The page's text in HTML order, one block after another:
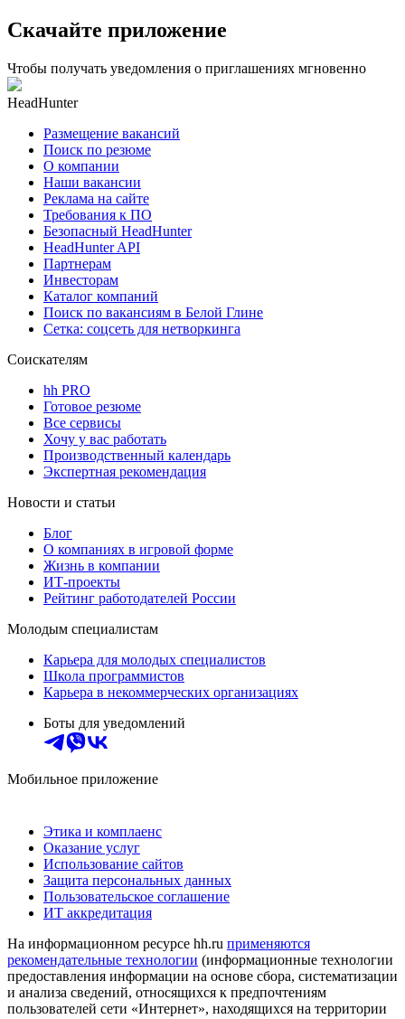
Скачайте приложение
Чтобы получать уведомления о приглашениях мгновенно
HeadHunter
Размещение вакансий
Поиск по резюме
О компании
Наши вакансии
Реклама на сайте
Требования к ПО
Безопасный HeadHunter
HeadHunter API
Партнерам
Инвесторам
Каталог компаний
Поиск по вакансиям в Белой Глине
Сетка: соцсеть для нетворкинга
Соискателям
hh PRO
Готовое резюме
Все сервисы
Хочу у вас работать
Производственный календарь
Экспертная рекомендация
Новости и статьи
Блог
О компаниях в игровой форме
Жизнь в компании
ИТ-проекты
Рейтинг работодателей России
Молодым специалистам
Карьера для молодых специалистов
Школа программистов
Карьера в некоммерческих организациях
Боты для уведомлений
Мобильное приложение
Этика и комплаенс
Оказание услуг
Использование сайтов
Защита персональных данных
Пользовательское соглашение
ИТ аккредитация
На информационном ресурсе hh.ru применяются
рекомендательные технологии (информационные технологии
предоставления информации на основе сбора, систематизации
и анализа сведений, относящихся к предпочтениям
пользователей сети «Интернет», находящихся на территории